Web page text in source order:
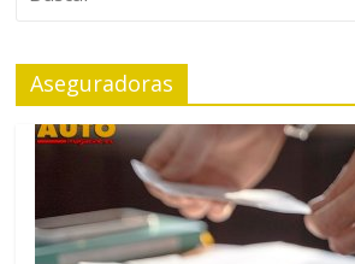
Aseguradoras